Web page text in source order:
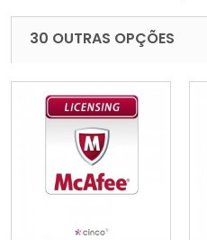
30 OUTRAS OPÇÕES